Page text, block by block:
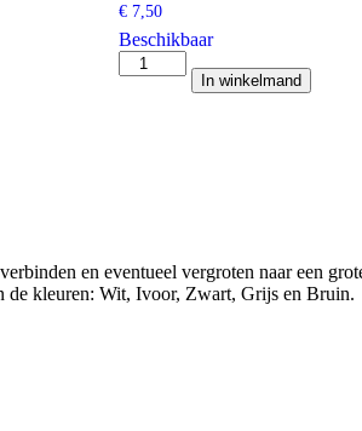
€7,50
Beschikbaar
Inaba
Denko
In winkelmand
en eventueel vergroten naar een
de kleuren: Wit, Ivoor, Zwart, Grijs en Bruin.